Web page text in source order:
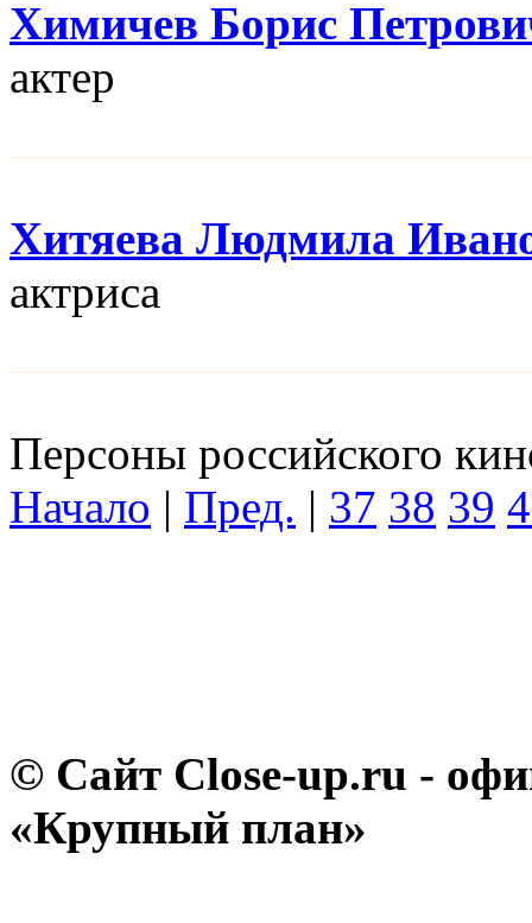
Химичев Борис
актер
Хитяева Людмила
актриса
Персоны российского
Начало | Пред. | 37 38 39
© Сайт Close-up.ru -
«Крупный план»